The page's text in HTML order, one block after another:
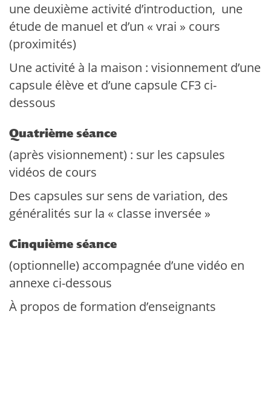
une deuxième activité d’introduction, une
étude de manuel et d’un « vrai » cours
(proximités)
Une activité à la maison : visionnement d’une
capsule élève et d’une capsule CF3 ci-
dessous
Quatrième séance
(après visionnement) : sur les capsules
vidéos de cours
Des capsules sur sens de variation, des
généralités sur la « classe inversée »
Cinquième séance
(optionnelle) accompagnée d’une vidéo en
annexe ci-dessous
À propos de formation d’enseignants